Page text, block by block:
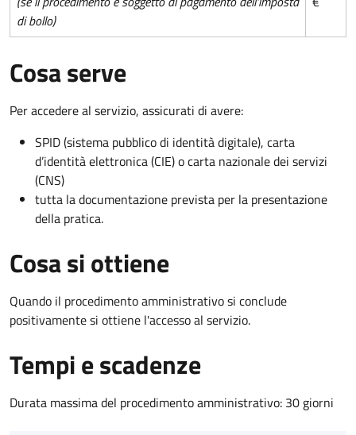
di bollo)
Cosa serve
Per accedere al servizio, assicurati di avere:
SPID (sistema pubblico di identità digitale), carta
d’identità elettronica (CIE) o carta nazionale dei servizi
(CNS)
tutta la documentazione prevista per la presentazione
della pratica.
Cosa si ottiene
Quando il procedimento amministrativo si conclude
positivamente si ottiene l'accesso al servizio.
Tempi e scadenze
Durata massima del procedimento amministrativo: 30 giorni